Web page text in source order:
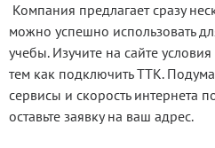
Компания предлагает сразу
можно успешно использовать
учебы. Изучите на сайте
тем как подключить ТТК.
сервисы и скорость интернета
оставьте заявку на ваш адрес.